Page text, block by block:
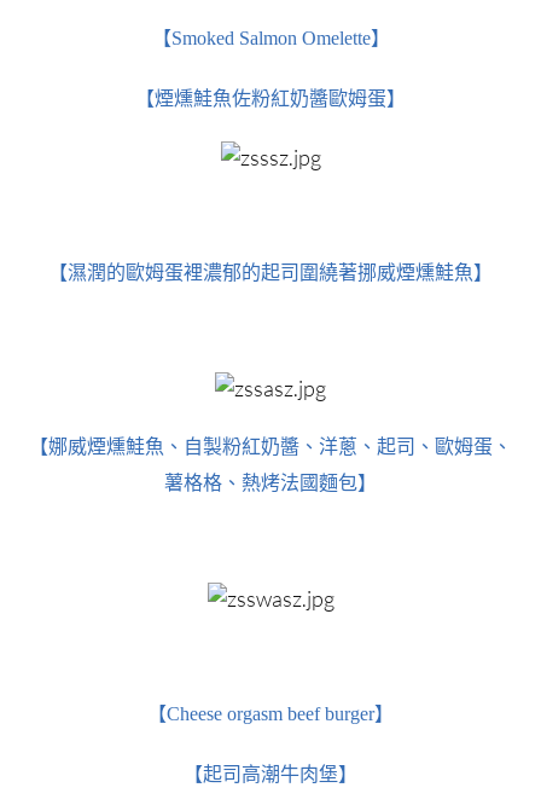
【Smoked Salmon Omelette】
【煙燻鮭魚佐粉紅奶醬歐姆蛋】
【濕潤的歐姆蛋裡濃郁的起司圍繞著挪威煙燻鮭魚】
【娜威煙燻鮭魚、自製粉紅奶醬、洋蔥、起司、歐姆蛋、
薯格格、熱烤法國麵包】
【Cheese orgasm beef burger】
【起司高潮牛肉堡】